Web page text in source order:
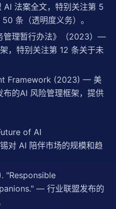
, system_description: dict
的风险等级
）、风险等级、具体建议
= {}
=
=
= dimension_score *
weighted_score
= {
: config["weight"
: config["factors"
法案全文，特别关注第 5
条（透明度义务）。
管理暂行办法》（2023）—
，特别关注第 12 条关于未
Framework (2023) — 美
布的AI 风险管理框架，提供
of AI
对 AI 陪伴市场的规模和趋
"Responsible
— 行业联盟发布的